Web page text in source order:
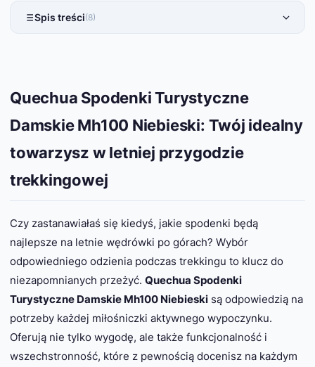
Spis treści(8)
Quechua Spodenki Turystyczne
Damskie Mh100 Niebieski: Twój idealny
towarzysz w letniej przygodzie
trekkingowej
Czy zastanawiałaś się kiedyś, jakie spodenki będą
najlepsze na letnie wędrówki po górach? Wybór
odpowiedniego odzienia podczas trekkingu to klucz do
niezapomnianych przeżyć. Quechua Spodenki
Turystyczne Damskie Mh100 Niebieski są odpowiedzią na
potrzeby każdej miłośniczki aktywnego wypoczynku.
Oferują nie tylko wygodę, ale także funkcjonalność i
wszechstronność, które z pewnością docenisz na każdym